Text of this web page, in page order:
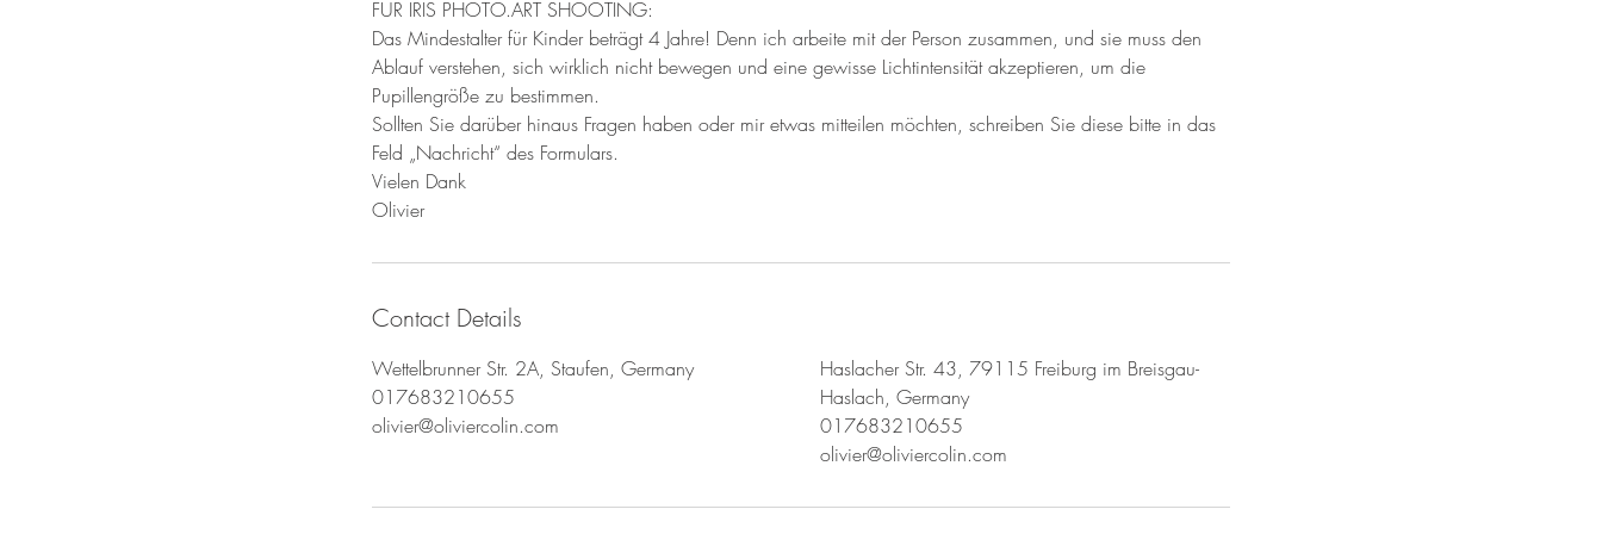
FÜR IRIS PHOTO.ART SHOOTING:
Das Mindestalter für Kinder beträgt 4 Jahre! Denn ich arbeite mit der Person zusammen, und sie muss den
Ablauf verstehen, sich wirklich nicht bewegen und eine gewisse Lichtintensität akzeptieren, um die
Pupillengröße zu bestimmen.
Sollten Sie darüber hinaus Fragen haben oder mir etwas mitteilen möchten, schreiben Sie diese bitte in das
Feld „Nachricht“ des Formulars.
Vielen Dank
Olivier
Contact Details
Wettelbrunner Str. 2A, Staufen, Germany
017683210655
olivier@oliviercolin.com
Haslacher Str. 43, 79115 Freiburg im Breisgau-
Haslach, Germany
017683210655
olivier@oliviercolin.com